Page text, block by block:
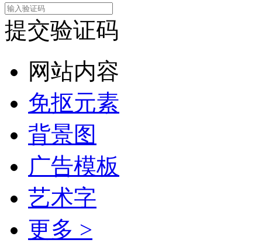
提交验证码
网站内容
免抠元素
背景图
广告模板
艺术字
更多 >